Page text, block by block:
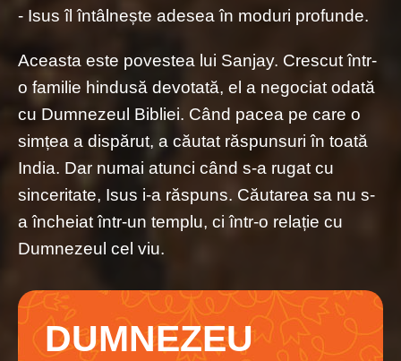
- Isus îl întâlnește adesea în moduri profunde.
Aceasta este povestea lui Sanjay. Crescut într-
o familie hindusă devotată, el a negociat odată
cu Dumnezeul Bibliei. Când pacea pe care o
simțea a dispărut, a căutat răspunsuri în toată
India. Dar numai atunci când s-a rugat cu
sinceritate, Isus i-a răspuns. Căutarea sa nu s-
a încheiat într-un templu, ci într-o relație cu
Dumnezeul cel viu.
DUMNEZEU